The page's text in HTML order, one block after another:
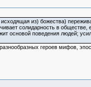
из) божества)
солидарность в обществе,
основой поведения людей;
героев мифов,